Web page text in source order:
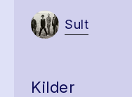
Sult
Kilder